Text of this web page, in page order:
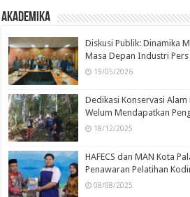
Akademika
Diskusi Publik: Dinamika
Masa Depan Industri
19/05/2026
Dedikasi Konservasi Alam
Welum Mendapatkan
18/12/2025
HAFECS dan MAN Kota
Penawaran Pelatihan
08/08/2025